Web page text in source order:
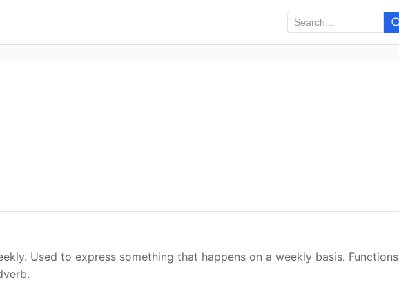
Used to express something that happens on a weekly basis. Functions